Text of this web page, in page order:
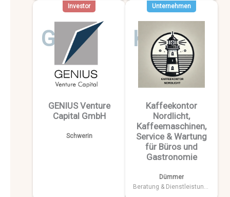
Investor
G
GENIUS Venture
Capital GmbH
Schwerin
Unternehmen
K
Kaffeekontor
Nordlicht,
Kaffeemaschinen,
Service & Wartung
für Büros und
Gastronomie
Dümmer